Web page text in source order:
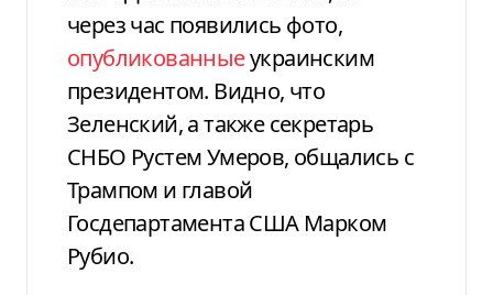
через час появились фото,
опубликованныеукраинским
президентом. Видно, что
Зеленский, а также секретарь
СНБО Рустем Умеров, общались с
Трампом и главой
Госдепартамента США Марком
Рубио.